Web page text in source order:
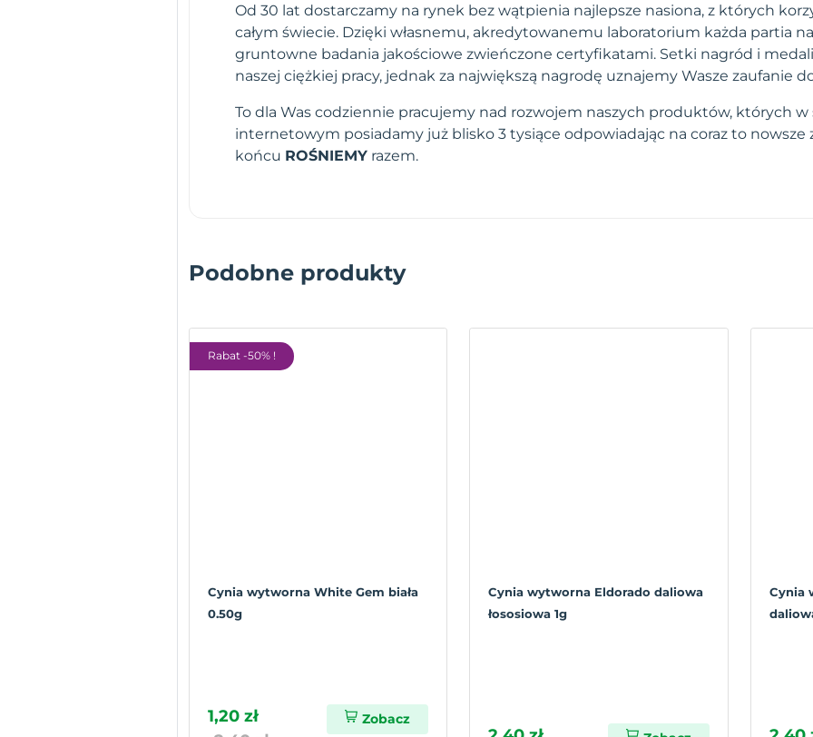
Od 30 lat dostarczamy na rynek bez wątpienia najlepsze nasiona, z których
całym świecie. Dzięki własnemu, akredytowanemu laboratorium każda partia
gruntowne badania jakościowe zwieńczone certyfikatami. Setki nagród i
naszej ciężkiej pracy, jednak za największą nagrodę uznajemy Wasze zaufanie
To dla Was codziennie pracujemy nad rozwojem naszych produktów, których w
internetowym posiadamy już blisko 3 tysiące odpowiadając na coraz to nowsze
końcu ROŚNIEMY razem.
Podobne produkty
Rabat -50% !
Cynia wytworna White Gem biała
0.50g
1,20 zł
Zobacz
Cynia wytworna Eldorado daliowa
łososiowa 1g
Cynia